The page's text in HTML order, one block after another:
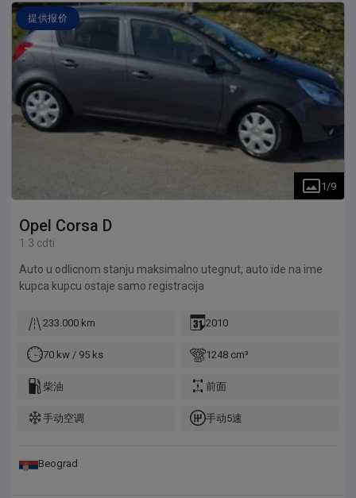
提供报价
1 /9
Opel Corsa D
1.3 cdti
Auto u odlicnom stanju maksimalno utegnut, auto ide na ime
kupca kupcu ostaje samo registracija
233.000 km 2010
70 kw / 95 ks 1248 cm³
柴油 前面
手动空调 手动5速
Beograd